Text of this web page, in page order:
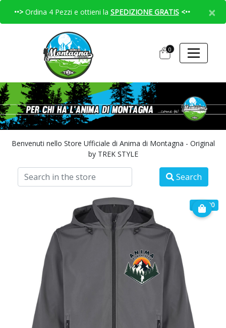
••> Ordina 4 Pezzi e ottieni la SPEDIZIONE GRATIS<•• ×
0
Benvenuti nello Store Ufficiale di Anima di Montagna - Original
by TREK STYLE
Search
€ 49.90